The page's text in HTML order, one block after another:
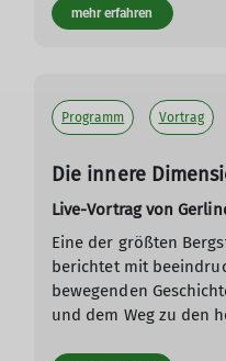
mehr erfahren
Programm Vortrag
Die innere
Live-Vortrag von
Eine der größten
berichtet mit
bewegenden
und dem Weg zu den